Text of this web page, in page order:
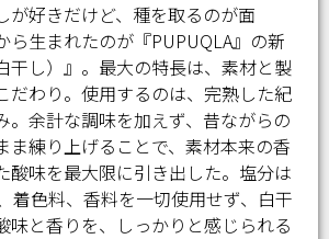
が好きだけど、種を取るのが面
ら生まれたのが『PUPUQLA』の新
干し）』。最大の特長は、素材と製
だわり。使用するのは、完熟した紀
。余計な調味を加えず、昔ながらの
ま練り上げることで、素材本来の香
酸味を最大限に引き出した。塩分は
着色料、香料を一切使用せず、白干
味と香りを、しっかりと感じられる